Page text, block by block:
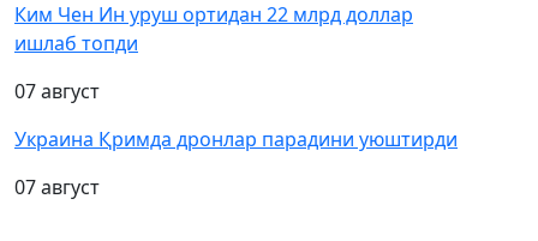
Ким Чен Ин уруш ортидан 22 млрд доллар
ишлаб топди
07 август
Украина Қримда дронлар парадини уюштирди
07 август